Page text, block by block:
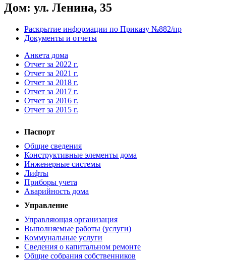
Дом: ул. Ленина, 35
Раскрытие информации по Приказу №882/пр
Документы и отчеты
Анкета дома
Отчет за 2022 г.
Отчет за 2021 г.
Отчет за 2018 г.
Отчет за 2017 г.
Отчет за 2016 г.
Отчет за 2015 г.
Паспорт
Общие сведения
Конструктивные элементы дома
Инженерные системы
Лифты
Приборы учета
Аварийность дома
Управление
Управляющая организация
Выполняемые работы (услуги)
Коммунальные услуги
Сведения о капитальном ремонте
Общие собрания собственников